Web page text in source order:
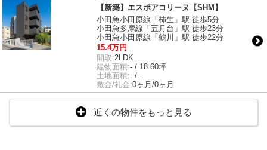
【新築】エスポアコリーヌ【SHM】
小田急小田原線「柿生」駅 徒歩5分
小田急多摩線「五月台」駅 徒歩23分
小田急小田原線「鶴川」駅 徒歩22分
15.4万円
間取:2LDK
建物面積:- / 18.60坪
土地面積:- / -
敷金/礼金:0ヶ月/0ヶ月
近くの物件をもっと見る